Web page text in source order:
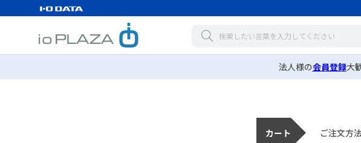
法人様の会員登録大
カート ご注文方